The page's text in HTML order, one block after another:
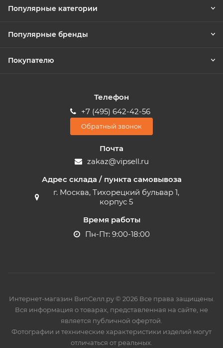
Популярные категории
Популярные бренды
Покупателю
Телефон
+7 (495) 642-42-56
Обратный звонок
Почта
zakaz@vipsell.ru
Адрес склада / пункта самовывоза
г. Москва, Тихорецкий бульвар 1,
корпус 5
Время работы
Пн-Пт: 9:00-18:00
Интернет-магазин ВипСелл.ру © 2026 Все права защищены.
Вся информация о товарах, представленная на сайте, не
является публичной офертой.
Фотографии и технические характеристики изделий могут
отличаться от реальных.